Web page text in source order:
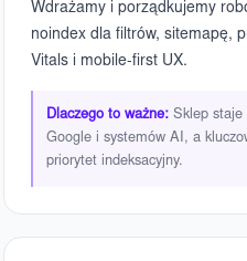
Wdrażamy i porządkujemy
noindex dla filtrów, sitemapę,
Vitals i mobile-first UX.
Dlaczego to ważne: Sklep staje
Google i systemów AI, a
priorytet indeksacyjny.